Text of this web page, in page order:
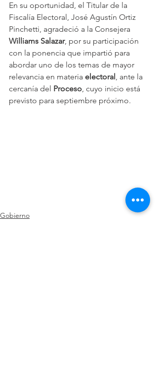
En su oportunidad, el Titular de la
Fiscalía Electoral, José Agustín Ortiz
Pinchetti, agradeció a la Consejera
Williams Salazar, por su participación
con la ponencia que impartió para
abordar uno de los temas de mayor
relevancia en materia electoral, ante la
cercanía del Proceso, cuyo inicio está
previsto para septiembre próximo.
Gobierno